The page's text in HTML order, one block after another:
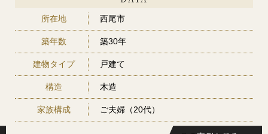
所在地 西尾市
築年数 築30年
建物タイプ 戸建て
構造 木造
家族構成 ご夫婦（20代）